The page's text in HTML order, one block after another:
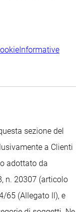
Informative
sezione del
a Clienti
adottato da
n. 20307 (articolo
65 (Allegato II), e